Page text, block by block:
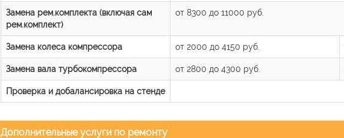
Замена рем.комплекта (включая сам
рем.комплект)
от 8300 до 11000 руб.
Замена колеса компрессора от 2000 до 4150 руб.
Замена вала турбокомпрессора от 2800 до 4300 руб.
Проверка и добалансировка на стенде
Дополнительные услуги по ремонту